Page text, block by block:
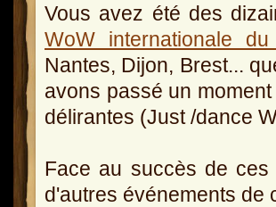
Vous avez été des
WoW internationale
Nantes, Dijon, Brest...
avons passé un
délirantes (Just /dance
Face au succès de
d'autres événements de